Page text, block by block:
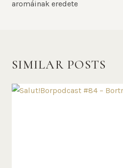
aromáinak eredete
SIMILAR POSTS